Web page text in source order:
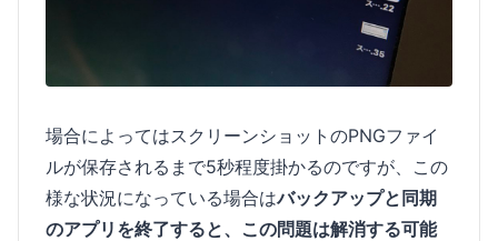
場合によってはスクリーンショットのPNGファイ
ルが保存されるまで5秒程度掛かるのですが、この
様な状況になっている場合はバックアップと同期
のアプリを終了すると、この問題は解消する可能